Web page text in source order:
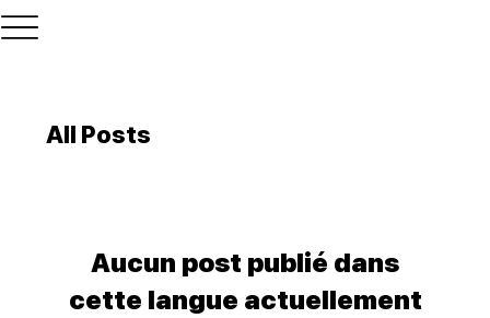
All Posts
Aucun post publié dans
cette langue actuellement